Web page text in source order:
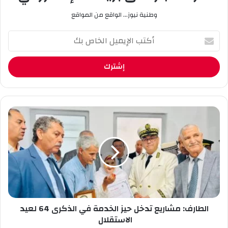
وطنية نيوز... الواقع من المواقع
أ
ت
ب
ل
إ
ي
ل
ل
خ
ا
ص
ا
ا
ر
ف
:
م
ش
الطارف: مشاريع تدخل حيز الخدمة في الذكرى 64 لعيد
الاستقلال